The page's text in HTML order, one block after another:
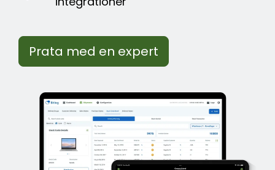
Prata med en expert